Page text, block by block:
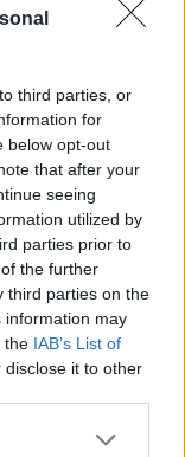
third parties, or
for
below opt-out
that after your
seeing
utilized by
parties prior to
the further
third parties on the
information may
the IAB’s List of
it to other
or more Google
Savina. Per
Infine, se il
con paesi
la bellezza
scooter e auto
e vista; i bus
flessibile. Se